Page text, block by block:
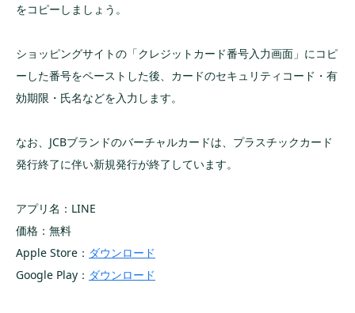
をコピーしましょう。
ショッピングサイトの「クレジットカード番号入力画面」にコピ
ーした番号をペーストした後、カードのセキュリティコード・有
効期限・氏名などを入力します。
なお、JCBブランドのバーチャルカードは、プラスチックカード
発行終了に伴い新規発行が終了しています。
アプリ名：LINE
価格：無料
Apple Store： ダウンロード
Google Play： ダウンロード